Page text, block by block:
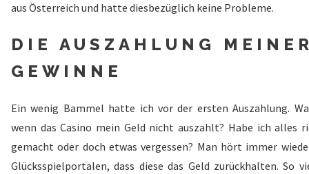
aus Österreich und hatte diesbezüglich keine Probleme.
DIE AUSZAHLUNG
GEWINNE
Ein wenig Bammel hatte ich vor der ersten Auszahlung.
wenn das Casino mein Geld nicht auszahlt? Habe ich alles
gemacht oder doch etwas vergessen? Man hört immer
Glücksspielportalen, dass diese das Geld zurückhalten. So